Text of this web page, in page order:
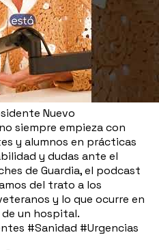
Nuevo
siempre empieza con
y alumnos en prácticas
y dudas ante el
de Guardia, el podcast
del trato a los
y lo que ocurre en
un hospital.
#Sanidad #Urgencias